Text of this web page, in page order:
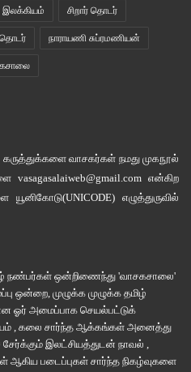
இலக்கியம் சிறார் தொடர்
தொடர் நாராயணி சுப்ரமணியன்
கருத்துக்களை வாசகர்கள் நமது முகநூல்
vasagasalaiweb@gmail.com என்கிற
யூனிகோடு(UNICODE)எழுத்துருவில்
நண்பர்கள் ஒன்றிணைந்து 'வாசகசாலை'
ஒன்றை, முழுக்க முழுக்க தமிழ்
ஓர் அமைப்பாக செயல்பட்டுக்
, கலை சார்ந்த ஆக்கங்கள் அனைத்து
இலட்சியத்துடன் நாவல் ,
ஆகிய படைப்புகள் சார்ந்த நிகழ்வுகளை